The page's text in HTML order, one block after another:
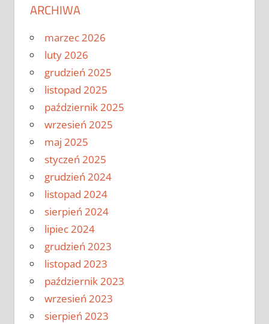
ARCHIWA
marzec 2026
luty 2026
grudzień 2025
listopad 2025
październik 2025
wrzesień 2025
maj 2025
styczeń 2025
grudzień 2024
listopad 2024
sierpień 2024
lipiec 2024
grudzień 2023
listopad 2023
październik 2023
wrzesień 2023
sierpień 2023